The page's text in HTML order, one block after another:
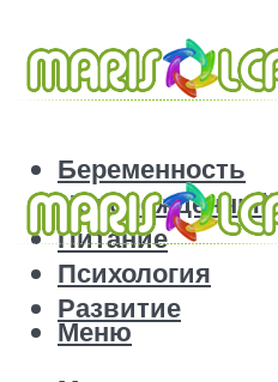
Беременность
Новорожденный
Питание
Психология
Развитие
Меню